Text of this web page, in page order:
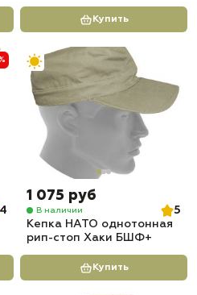
Купить
4
1 075 руб
В наличии
5
Кепка НАТО однотонная
рип-стоп Хаки БШФ+
Купить